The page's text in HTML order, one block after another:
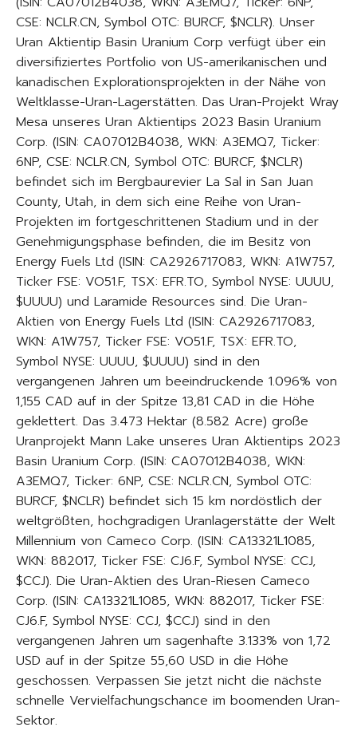
CSE: NCLR.CN, Symbol OTC: BURCF, $NCLR). Unser
Uran Aktientip Basin Uranium Corp verfügt über ein
diversifiziertes Portfolio von US-amerikanischen und
kanadischen Explorationsprojekten in der Nähe von
Weltklasse-Uran-Lagerstätten. Das Uran-Projekt Wray
Mesa unseres Uran Aktientips 2023 Basin Uranium
Corp. (ISIN: CA07012B4038, WKN: A3EMQ7, Ticker:
6NP, CSE: NCLR.CN, Symbol OTC: BURCF, $NCLR)
befindet sich im Bergbaurevier La Sal in San Juan
County, Utah, in dem sich eine Reihe von Uran-
Projekten im fortgeschrittenen Stadium und in der
Genehmigungsphase befinden, die im Besitz von
Energy Fuels Ltd (ISIN: CA2926717083, WKN: A1W757,
Ticker FSE: VO51.F, TSX: EFR.TO, Symbol NYSE: UUUU,
$UUUU) und Laramide Resources sind. Die Uran-
Aktien von Energy Fuels Ltd (ISIN: CA2926717083,
WKN: A1W757, Ticker FSE: VO51.F, TSX: EFR.TO,
Symbol NYSE: UUUU, $UUUU) sind in den
vergangenen Jahren um beeindruckende 1.096% von
1,155 CAD auf in der Spitze 13,81 CAD in die Höhe
geklettert. Das 3.473 Hektar (8.582 Acre) große
Uranprojekt Mann Lake unseres Uran Aktientips 2023
Basin Uranium Corp. (ISIN: CA07012B4038, WKN:
A3EMQ7, Ticker: 6NP, CSE: NCLR.CN, Symbol OTC:
BURCF, $NCLR) befindet sich 15 km nordöstlich der
weltgrößten, hochgradigen Uranlagerstätte der Welt
Millennium von Cameco Corp. (ISIN: CA13321L1085,
WKN: 882017, Ticker FSE: CJ6.F, Symbol NYSE: CCJ,
$CCJ). Die Uran-Aktien des Uran-Riesen Cameco
Corp. (ISIN: CA13321L1085, WKN: 882017, Ticker FSE:
CJ6.F, Symbol NYSE: CCJ, $CCJ) sind in den
vergangenen Jahren um sagenhafte 3.133% von 1,72
USD auf in der Spitze 55,60 USD in die Höhe
geschossen. Verpassen Sie jetzt nicht die nächste
schnelle Vervielfachungschance im boomenden Uran-
Sektor.